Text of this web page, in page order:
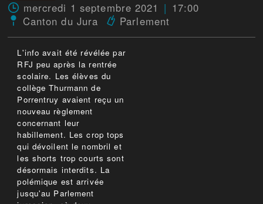
mercredi 1 septembre 2021
17:00
Canton du Jura
Parlement
L'info avait été révélée par
RFJ peu après la rentrée
scolaire. Les élèves du
collège Thurmann de
Porrentruy avaient reçu un
nouveau règlement
concernant leur
habillement. Les crop tops
qui dévoilent le nombril et
les shorts trop courts sont
désormais interdits. La
polémique est arrivée
jusqu'au Parlement